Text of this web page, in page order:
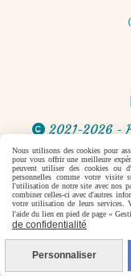
 2021-2026 -
Mentions Légales
Se rétracter
cookies
Nous utilisons des cookies pour
pour vous offrir une meilleure
peuvent utiliser des cookies ou
personnelles comme votre visite
l'utilisation de notre site avec nos
combiner celles-ci avec d'autres
votre utilisation de leurs services.
l'aide du lien en pied de page «
de confidentialité
Personnaliser